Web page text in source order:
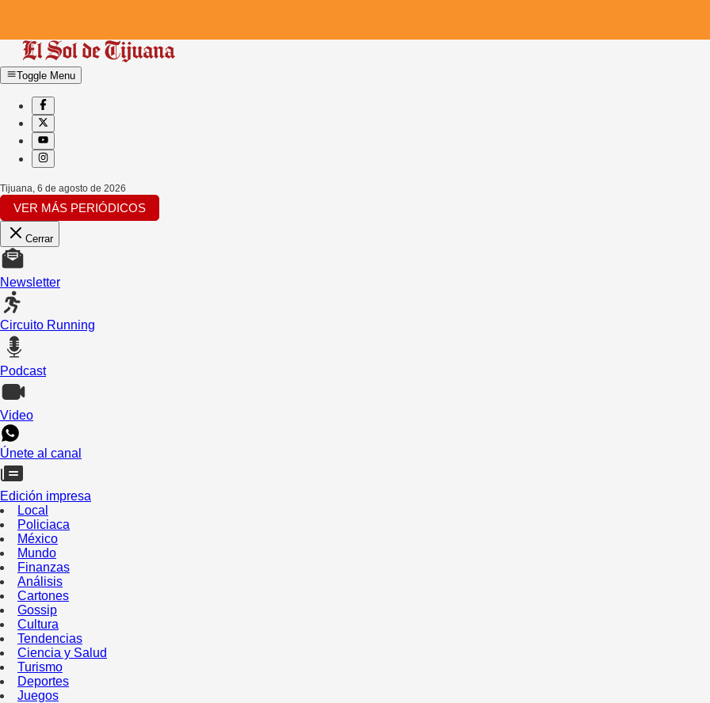
Toggle Menu
Tijuana 6 de agosto de 2026
VER MÁS PERIÓDICOS
Cerrar
Newsletter
Circuito Running
Podcast
Video
Únete al canal
Edición impresa
Local
Policiaca
México
Mundo
Finanzas
Análisis
Cartones
Gossip
Cultura
Tendencias
Ciencia y Salud
Turismo
Deportes
Juegos